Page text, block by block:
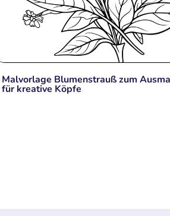
Malvorlage Blumenstrauß zum
für kreative Köpfe